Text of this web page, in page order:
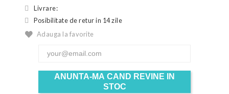
Livrare:
Posibilitate de retur in 14 zile
Adauga la favorite
ANUNTA-MA CAND REVINE IN
STOC